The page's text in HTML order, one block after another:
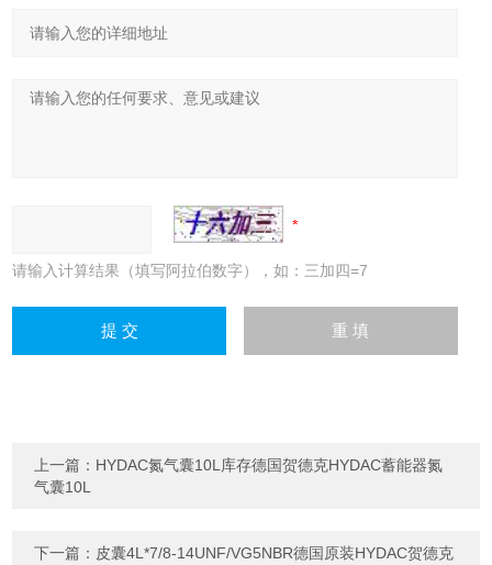
请输入计算结果（填写阿拉伯数字），如：三加四=7
上一篇： HYDAC氮气囊10L库存德国贺德克HYDAC蓄能器氮
气囊10L
下一篇： 皮囊4L*7/8-14UNF/VG5NBR德国原装HYDAC贺德克